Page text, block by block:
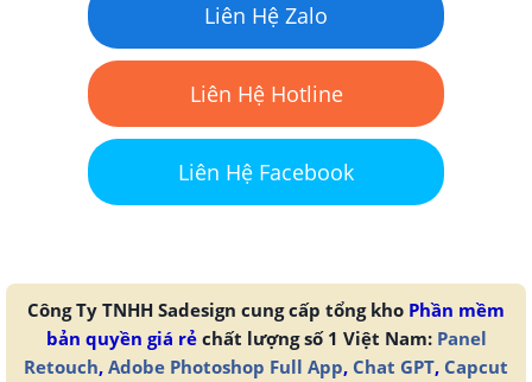
Liên Hệ Zalo
Liên Hệ Hotline
Liên Hệ Facebook
Công Ty TNHH Sadesign cung cấp tổng kho Phần mềm
bản quyền giá rẻchất lượng số 1 Việt Nam: Panel
Retouch, Adobe Photoshop Full App, Chat GPT, Capcut